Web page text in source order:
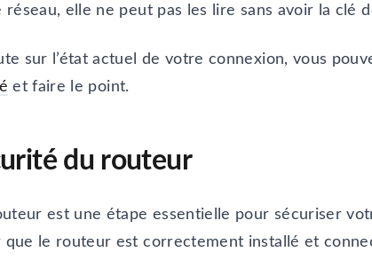
réseau, elle ne peut pas les lire sans avoir la clé
sur l’état actuel de votre connexion, vous
et faire le point.
du routeur
est une étape essentielle pour sécuriser
que le routeur est correctement installé et